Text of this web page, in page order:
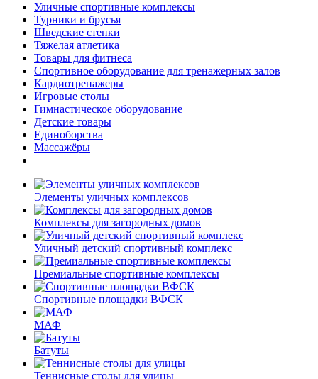
Уличные спортивные комплексы
Турники и брусья
Шведские стенки
Тяжелая атлетика
Товары для фитнеса
Спортивное оборудование для тренажерных залов
Кардиотренажеры
Игровые столы
Гимнастическое оборудование
Детские товары
Единоборства
Массажёры
Элементы уличных комплексов
Комплексы для загородных домов
Уличный детский спортивный комплекс
Премиальные спортивные комплексы
Спортивные площадки ВФСК
МАФ
Батуты
Теннисные столы для улицы